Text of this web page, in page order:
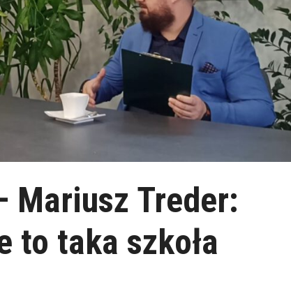
Mariusz Treder:
to taka szkoła